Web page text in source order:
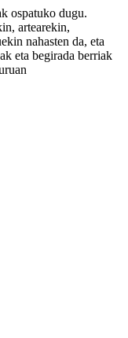
ospatuko dugu.
artearekin,
nahasten da, eta
eta begirada berriak